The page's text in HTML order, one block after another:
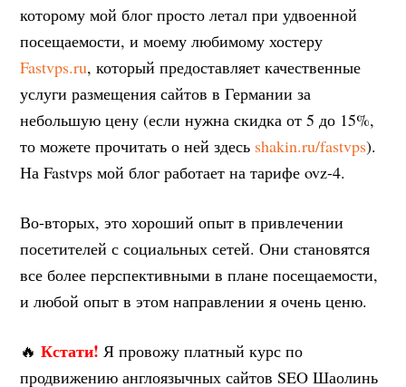
которому мой блог просто летал при удвоенной
посещаемости, и моему любимому хостеру
Fastvps.ru, который предоставляет качественные
услуги размещения сайтов в Германии за
небольшую цену (если нужна скидка от 5 до 15%,
то можете прочитать о ней здесь shakin.ru/fastvps).
На Fastvps мой блог работает на тарифе ovz-4.
Во-вторых, это хороший опыт в привлечении
посетителей с социальных сетей. Они становятся
все более перспективными в плане посещаемости,
и любой опыт в этом направлении я очень ценю.
🔥Кстати! Я провожу платный курс по
продвижению англоязычных сайтов SEO Шаолинь